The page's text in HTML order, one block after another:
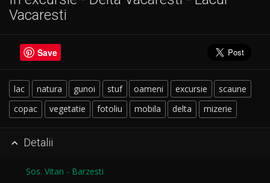
Vacaresti
Save
lac natura gunoi stuf oameni excursie
scaune
copac
vegetatie fotoliu mobila delta mizerie
 Detalii
Sos. Vitan - Barzesti